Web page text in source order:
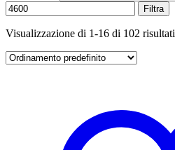
Filtra
Visualizzazione di 1-16 di 102 risultati